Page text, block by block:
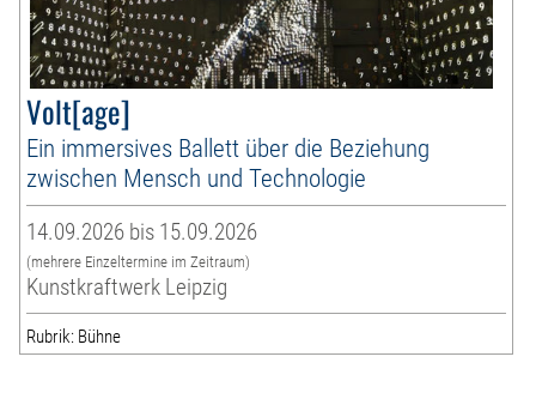
Volt[age]
Ein immersives Ballett über die Beziehung
zwischen Mensch und Technologie
14.09.2026 bis 15.09.2026
(mehrere Einzeltermine im Zeitraum)
Kunstkraftwerk Leipzig
Rubrik: Bühne